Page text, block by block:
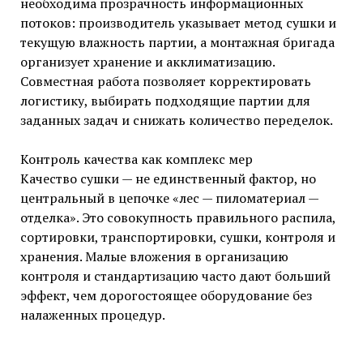
необходима прозрачность информационных
потоков: производитель указывает метод сушки и
текущую влажность партии, а монтажная бригада
организует хранение и акклиматизацию.
Совместная работа позволяет корректировать
логистику, выбирать подходящие партии для
заданных задач и снижать количество переделок.
Контроль качества как комплекс мер
Качество сушки — не единственный фактор, но
центральный в цепочке «лес — пиломатериал —
отделка». Это совокупность правильного распила,
сортировки, транспортировки, сушки, контроля и
хранения. Малые вложения в организацию
контроля и стандартизацию часто дают больший
эффект, чем дорогостоящее оборудование без
налаженных процедур.